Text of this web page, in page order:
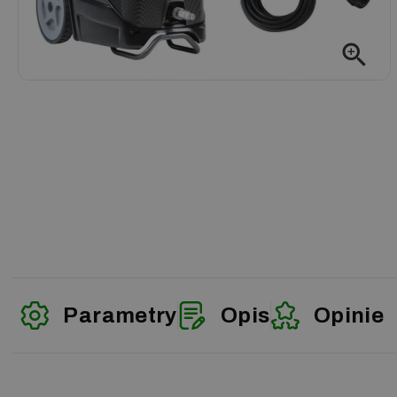
zoom_in
Parametry Opis Opinie